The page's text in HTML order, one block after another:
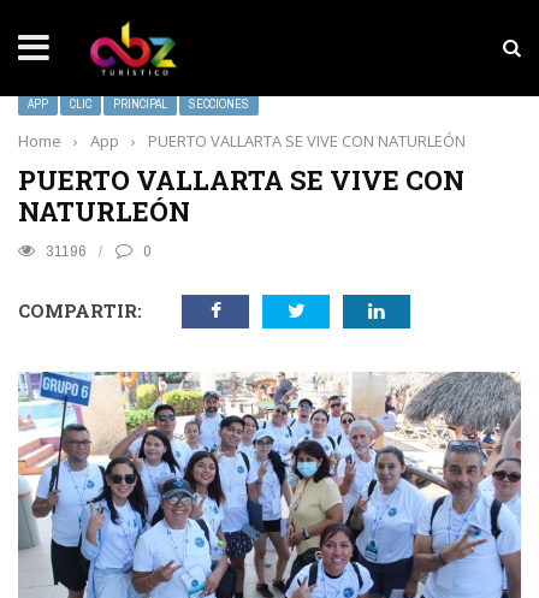
NOTICIAS SOBRESALIENTES
APP CLIC PRINCIPAL SECCIONES
Home › App › PUERTO VALLARTA SE VIVE CON NATURLEÓN
PUERTO VALLARTA SE VIVE CON
NATURLEÓN
31196 0
COMPARTIR: